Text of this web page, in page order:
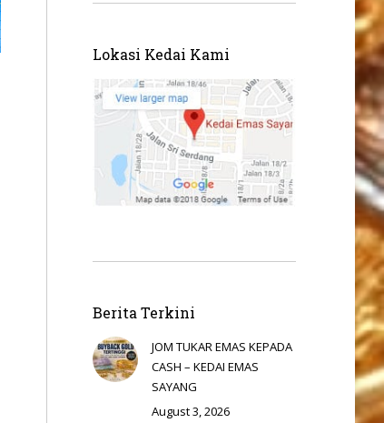
Lokasi Kedai Kami
Berita Terkini
JOM TUKAR EMAS KEPADA
CASH – KEDAI EMAS
SAYANG
August 3, 2026